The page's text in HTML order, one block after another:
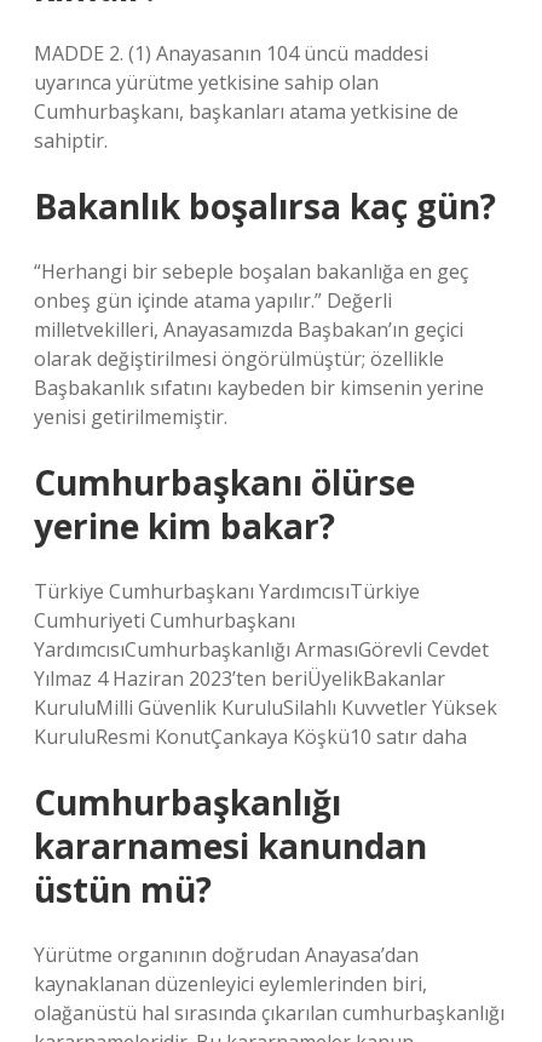
MADDE 2. (1) Anayasanın 104 üncü maddesi
uyarınca yürütme yetkisine sahip olan
Cumhurbaşkanı, başkanları atama yetkisine de
sahiptir.
Bakanlık boşalırsa kaç gün?
“Herhangi bir sebeple boşalan bakanlığa en geç
onbeş gün içinde atama yapılır.” Değerli
milletvekilleri, Anayasamızda Başbakan’ın geçici
olarak değiştirilmesi öngörülmüştür; özellikle
Başbakanlık sıfatını kaybeden bir kimsenin yerine
yenisi getirilmemiştir.
Cumhurbaşkanı ölürse
yerine kim bakar?
Türkiye Cumhurbaşkanı YardımcısıTürkiye
Cumhuriyeti Cumhurbaşkanı
YardımcısıCumhurbaşkanlığı ArmasıGörevli Cevdet
Yılmaz 4 Haziran 2023’ten beriÜyelikBakanlar
KuruluMilli Güvenlik KuruluSilahlı Kuvvetler Yüksek
KuruluResmi KonutÇankaya Köşkü10 satır daha
Cumhurbaşkanlığı
kararnamesi kanundan
üstün mü?
Yürütme organının doğrudan Anayasa’dan
kaynaklanan düzenleyici eylemlerinden biri,
olağanüstü hal sırasında çıkarılan cumhurbaşkanlığı